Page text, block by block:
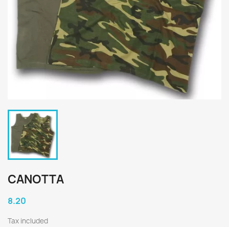
CANOTTA
8.20
Tax included